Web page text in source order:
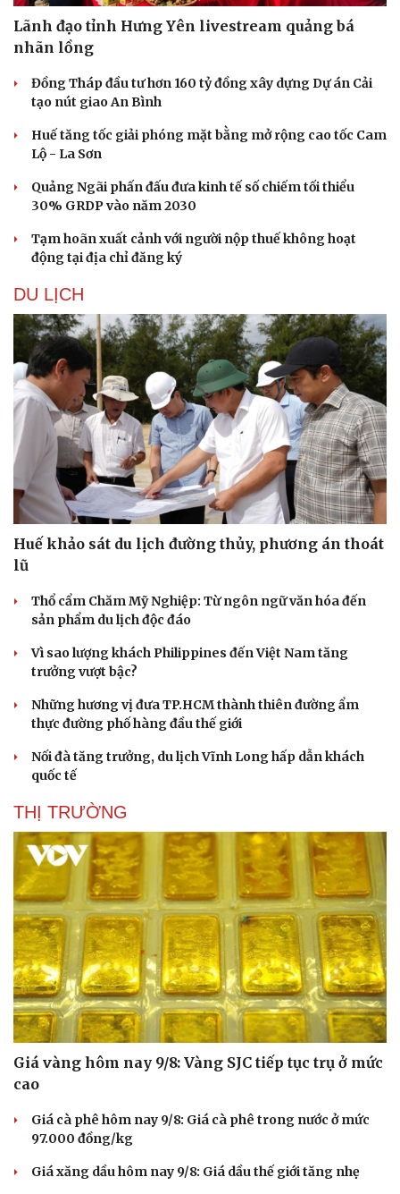
Thể thao
Bóng đá
Lịch thi đấu bóng đá
Thế giới thể thao
eSports
Hậu trường
Ô tô - Xe máy
Ô tô
Xe máy
Tư vấn
Lãnh đạo tỉnh Hưng Yên livestream quảng bá
nhãn lồng
Đồng Tháp đầu tư hơn 160 tỷ đồng xây dựng Dự án Cải
tạo nút giao An Bình
Huế tăng tốc giải phóng mặt bằng mở rộng cao tốc Cam
Lộ - La Sơn
Quảng Ngãi phấn đấu đưa kinh tế số chiếm tối thiểu
30% GRDP vào năm 2030
Tạm hoãn xuất cảnh với người nộp thuế không hoạt
động tại địa chỉ đăng ký
DU LỊCH
Huế khảo sát du lịch đường thủy, phương án thoát
lũ
Thổ cẩm Chăm Mỹ Nghiệp: Từ ngôn ngữ văn hóa đến
sản phẩm du lịch độc đáo
Vì sao lượng khách Philippines đến Việt Nam tăng
trưởng vượt bậc?
Những hương vị đưa TP.HCM thành thiên đường ẩm
thực đường phố hàng đầu thế giới
Nối đà tăng trưởng, du lịch Vĩnh Long hấp dẫn khách
quốc tế
THỊ TRƯỜNG
Giá vàng hôm nay 9/8: Vàng SJC tiếp tục trụ ở mức
cao
Giá cà phê hôm nay 9/8: Giá cà phê trong nước ở mức
97.000 đồng/kg
Giá xăng dầu hôm nay 9/8: Giá dầu thế giới tăng nhẹ